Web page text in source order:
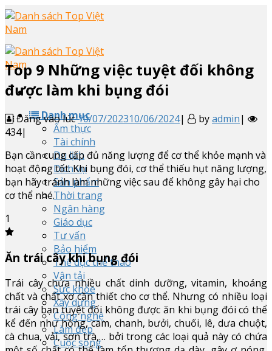
Skip
to
content
Danh mục
Ẩm thực
Tài chính
Du lịch
Dịch vụ
Sản phẩm
Thời trang
Ngân hàng
Giáo dục
Tư vấn
Bảo hiểm
Thể dục thể thao
Vận tải
Sức khỏe
Xây dựng
Công nghệ
Làm đẹp
Cuộc sống
Top 9 Những việc tuyệt đối không
được làm khi bụng đói
Đăng vào lúc10/07/202310/06/2024| byadmin|
434|
Bạn cần cung cấp đủ năng lượng để cơ thể khỏe mạnh và
hoạt động tốt. Khi bụng đói, cơ thể thiếu hụt năng lượng,
bạn hãy tránh làm những việc sau để không gây hại cho
cơ thể nhé.
1
Ăn trái cây khi bụng đói
Trái cây chứa nhiều chất dinh dưỡng, vitamin, khoáng
chất và chất xơ cần thiết cho cơ thể. Nhưng có nhiều loại
trái cây bạn tuyệt đối không được ăn khi bụng đói có thể
kể đến như hồng, cam, chanh, bưởi, chuối, lê, dưa chuột,
cà chua, vải, sơn trà,… bởi trong các loại quả này có chứa